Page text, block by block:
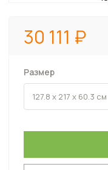
30 111
Размер